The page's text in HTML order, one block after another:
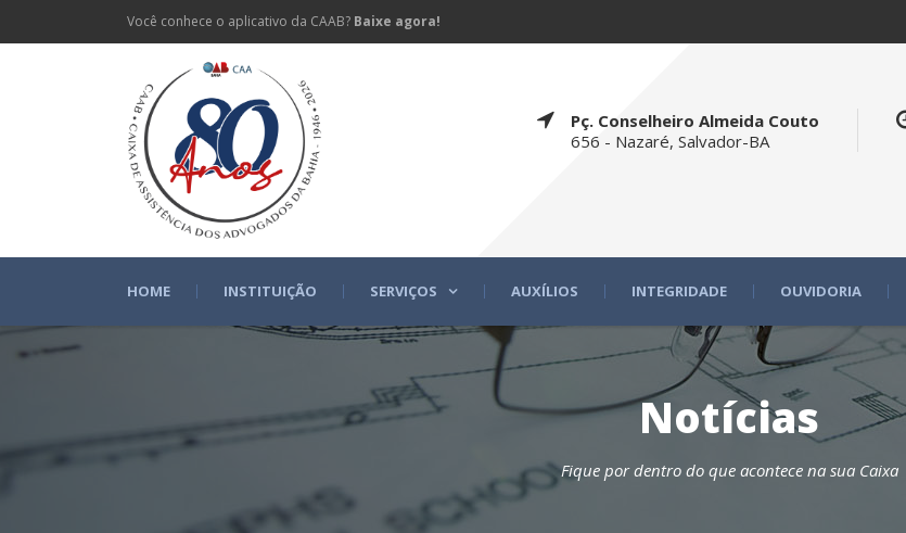
Você conhece o aplicativo da CAAB? Baixe agora!
Pç. Conselheiro Almeida Couto
656 - Nazaré, Salvador-BA
HOME INSTITUIÇÃO SERVIÇOS AUXÍLIOS INTEGRIDADE OUVIDORIA
Notícias
Fique por dentro do que acontece na sua Caixa